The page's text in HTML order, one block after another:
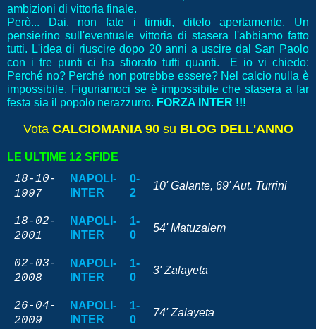
ambizioni di vittoria finale.
Però... Dai, non fate i timidi, ditelo apertamente. Un
pensierino sull'eventuale vittoria di stasera l'abbiamo fatto
tutti. L'idea di riuscire dopo 20 anni a uscire dal San Paolo
con i tre punti ci ha sfiorato tutti quanti. E io vi chiedo:
Perché no? Perché non potrebbe essere? Nel calcio nulla è
impossibile. Figuriamoci se è impossibile che stasera a far
festa sia il popolo nerazzurro. FORZA INTER !!!
Vota CALCIOMANIA 90su BLOG DELL'ANNO
LE ULTIME 12 SFIDE
18-10-
1997
NAPOLI-
INTER
0-
2
10' Galante, 69' Aut. Turrini
18-02-
2001
NAPOLI-
INTER
1-
0
54' Matuzalem
02-03-
2008
NAPOLI-
INTER
1-
0
3' Zalayeta
26-04-
2009
NAPOLI-
INTER
1-
0
74' Zalayeta